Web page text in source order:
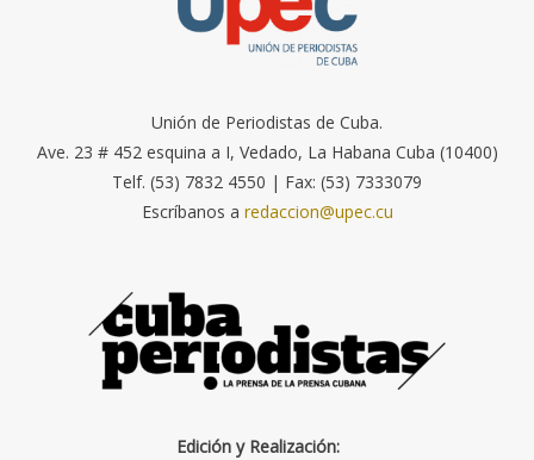
Unión de Periodistas de Cuba.
Ave. 23 # 452 esquina a I, Vedado, La Habana Cuba (10400)
Telf. (53) 7832 4550 | Fax: (53) 7333079
Escríbanos a redaccion@upec.cu
Edición y Realización: